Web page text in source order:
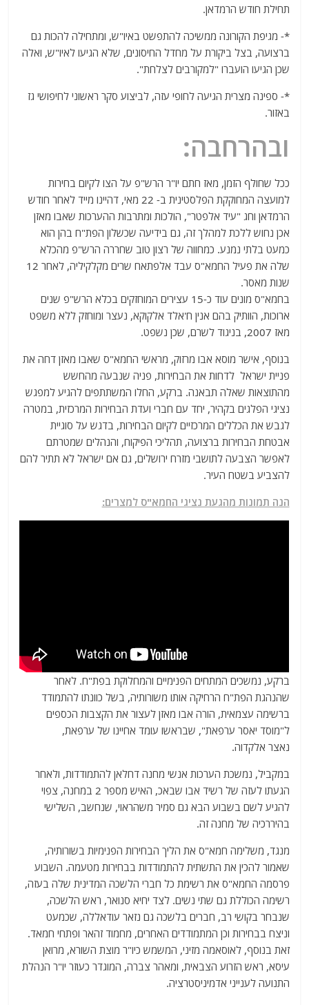
תחילת חודש הרמדאן.
*- מגיפת הקורונה ממשיכה להתפשט באיו"ש, ומתחילה להכות גם
ברצועה, בצל ביקורת על מחדל החיסונים, שלא הגיעו לאיו"ש, ואלה
שכן הגיעו הועברו "למקורבים לצלחת".
*- ספינה מצרית הגיעה לחופי עזה, לביצוע סקר ראשוני לחיפושי גז
באזור.
ובהרחבה:
ככל שחולף הזמן, מאז חתם יו"ר הרש"פ על הצו לקיום בחירות
למועצה המחוקקת הפלסטינית ב- 22 מאי, דהיינו מייד לאחר חודש
הרמדאן וחג "עיד אלפטר", הולכות ומתרבות ההערכות שאבו מאזן
אכן נחוש ללכת למהלך זה, גם בידיעה שכשלון הפת"ח בהן הוא
כמעט בלתי נמנע. כמחווה של רצון טוב שחררה הרש"פ מהכלא
שלה את פעיל החמא"ס עבד אלפתאח שרים מקלקיליה, לאחר 12
שנות מאסר.
בחמא"ס מונים עוד כ-15 עצירים המוחזקים בכלא הרש"פ שנים
ארוכות, הוותיק בהם אנין ח'אלד אלקוקא, נעצר ומוחזק ללא משפט
מאז 2007, בניגוד לשרם, שכן נשפט.
בנוסף, אישר מוסא אבו מרזוק, מראשי החמא"ס שאבו מאזן דחה את
פניית ישראל לדחות את הבחירות, פניה שנבעה מהחשש
מהתוצאות שאלה תבאנה. ברקע, החלו המשתתפים להגיע למפגש
נציגי הפלגים בקהיר, יחד עם חברי ועדת הבחירות המרכזית, במטרה
לגבש את הכללים המרכזיים לקיום הבחירות, בדגש על סוגיית
אבטחת הבחירות ברצועה, תהליכי הפיקוח, והנהלים שמטרתם
לאפשר הצבעה לתושבי מזרח ירושלים, גם אם ישראל לא תתיר להם
להצביע בשטח העיר.
הנה תמונות מהגעת נציגי החמא"ס למצרים:
ברקע, נמשכים המתחים הפנימיים והמחלוקת בפת"ח. לאחר
שהנהגת הפת"ח הרחיקה אותו משורותיה, בשל כוונתו להתמודד
ברשימה עצמאית, הורה אבו מאזן לעצור את הקצבות הכספים
ל"מוסד יאסר ערפאת", שבראשו עומד אחיינו של ערפאת,
נאצר אלקדוה.
במקביל, נמשכת הערכות אנשי מחנה דחלאן להתמודדות, ולאחר
הגעתו לעזה של רשיד אבו שבאכ, האיש מספר 2 במחנה, צפוי
להגיע לשם בשבוע הבא גם סמיר משהראוי, שנחשב, השלישי
בהיררכיה של מחנה זה.
מנגד, משלימה חמא"ס את הליך הבחירות הפנימיות בשורותיה,
שאמור להכין את התשתית להתמודדות בבחירות מטעמה. השבוע
פרסמה החמא"ס את רשימת כל חברי הלשכה המדינית שלה בעזה,
רשימה הכוללת גם שתי נשים. לצד יחיא סנואר, ראש הלשכה,
שנבחר בקושי רב, חברים בלשכה גם נזאר עודאללה, שכמעט
וניצח בבחירות וכן המתמודדים האחרים, מחמוד זהאר ופתחי חמאד.
זאת בנוסף, לאוסאמה מזיני, המשמש כיו"ר מוצת השורא, מרואן
עיסא, ראש הזרוע הצבאית, ומאהר צברה, המוגדר כעוזר יו"ר הנהלת
התנועה לענייני אדמיניסטרציה.